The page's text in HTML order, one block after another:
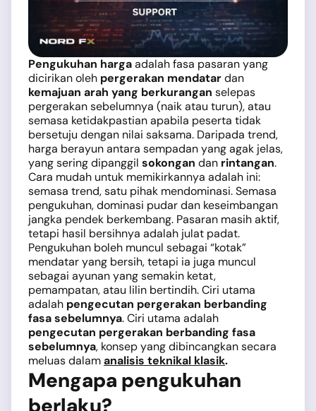
Pengukuhan hargaadalah fasa pasaran yang
dicirikan oleh pergerakan mendatardan
kemajuan arah yang berkurangan selepas
pergerakan sebelumnya (naik atau turun), atau
semasa ketidakpastian apabila peserta tidak
bersetuju dengan nilai saksama. Daripada trend,
harga berayun antara sempadan yang agak jelas,
yang sering dipanggil sokongan dan rintangan.
Cara mudah untuk memikirkannya adalah ini:
semasa trend, satu pihak mendominasi. Semasa
pengukuhan, dominasi pudar dan keseimbangan
jangka pendek berkembang. Pasaran masih aktif,
tetapi hasil bersihnya adalah julat padat.
Pengukuhan boleh muncul sebagai “kotak”
mendatar yang bersih, tetapi ia juga muncul
sebagai ayunan yang semakin ketat,
pemampatan, atau lilin bertindih. Ciri utama
adalah pengecutan pergerakan berbanding
fasa sebelumnya. Ciri utama adalah
pengecutan pergerakan berbanding fasa
sebelumnya, konsep yang dibincangkan secara
meluas dalamanalisis teknikal klasik.
Mengapa pengukuhan